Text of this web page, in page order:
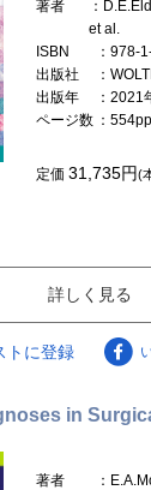
著者
：
et al.
ISBN
：978-
出版社
：
出版年
：2021
ページ数 ：554pp.
定価31,735円(
詳しく見る
トに登録
in
著者
：